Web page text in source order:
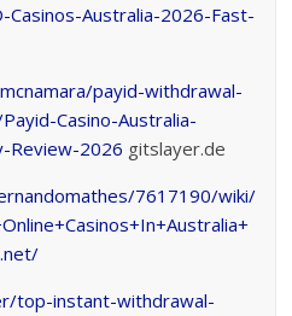
Australia-2026-Fast-
payid-withdrawal-
Casino-Australia-
Review-2026 gitslayer.de
7617190/wiki/
top-instant-withdrawal-